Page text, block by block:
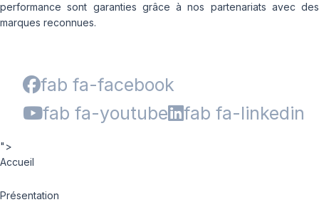
performance sont garanties grâce à nos partenariats avec des
marques reconnues.
fab fa-facebook
fab fa-youtube
fab fa-linkedin
">
Accueil
Présentation